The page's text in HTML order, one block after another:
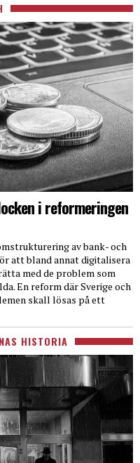
i reformeringen
av bank- och
att bland annat digitalisera
med de problem som
En reform där Sverige och
skall lösas på ett
HISTORIA